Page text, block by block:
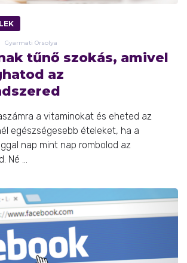
Gyarmati Orsolya
tűnő szokás, amivel
az
a vitaminokat és eheted az
egészségesebb ételeket, ha a
nap mint nap rombolod az
Né ...